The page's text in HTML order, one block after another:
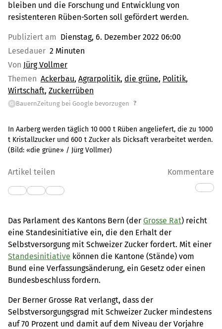
bleiben und die Forschung und Entwicklung von
resistenteren Rüben-Sorten soll gefördert werden.
Publiziert am Dienstag, 6. Dezember 2022 06:00
Lesedauer 2 Minuten
Von Jürg Vollmer
Themen Ackerbau Agrarpolitik die grüne Politik
Wirtschaft Zuckerrüben
G BauernZeitung bei Google bevorzugen ?
In Aarberg werden täglich 10 000 t Rüben angeliefert, die zu 1000
t Kristallzucker und 600 t Zucker als Dicksaft verarbeitet werden.
(Bild: «die grüne» / Jürg Vollmer)
Artikel teilen Kommentare
Das Parlament des Kantons Bern (der Grosse Rat) reicht
eine Standesinitiative ein, die den Erhalt der
Selbstversorgung mit Schweizer Zucker fordert. Mit einer
Standesinitiative können die Kantone (Stände) vom
Bund eine Verfassungsänderung, ein Gesetz oder einen
Bundesbeschluss fordern.
Der Berner Grosse Rat verlangt, dass der
Selbstversorgungsgrad mit Schweizer Zucker mindestens
auf 70 Prozent und damit auf dem Niveau der Vorjahre